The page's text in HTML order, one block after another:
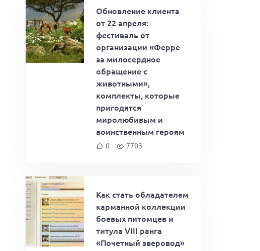
Обновление клиента
от 22 апреля:
фестиваль от
организации «Ферре
за милосердное
обращение с
животными»,
комплекты, которые
пригодятся
миролюбивым и
воинственным героям
0 7703
Как стать обладателем
карманной коллекции
боевых питомцев и
титула VIII ранга
«Почетный зверовод»